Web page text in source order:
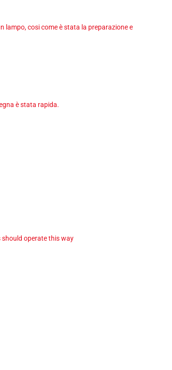
cosi come è stata la preparazione e
è stata rapida.
should operate this way